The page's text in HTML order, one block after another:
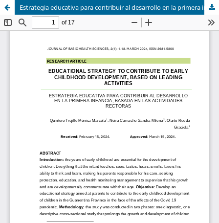
Estrategia educativa para contribuir al desarrollo en la primera infancia, basada en las actividades rectoras